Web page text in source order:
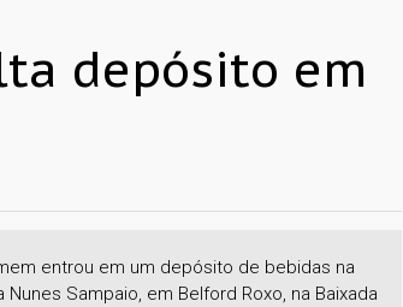
depósito em
entrou em um depósito de bebidas na
Nunes Sampaio, em Belford Roxo, na Baixada